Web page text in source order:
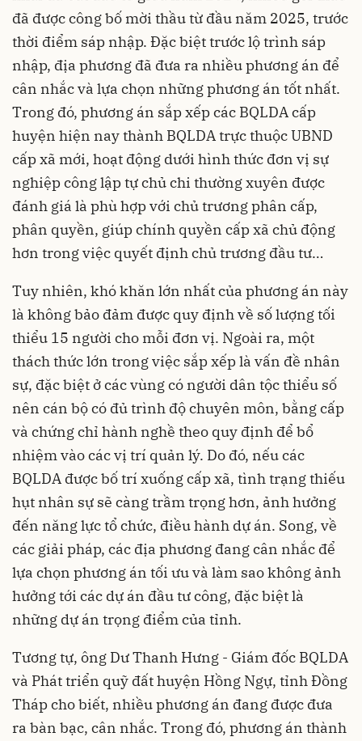
đã được công bố mời thầu từ đầu năm 2025, trước
thời điểm sáp nhập. Đặc biệt trước lộ trình sáp
nhập, địa phương đã đưa ra nhiều phương án để
cân nhắc và lựa chọn những phương án tốt nhất.
Trong đó, phương án sắp xếp các BQLDA cấp
huyện hiện nay thành BQLDA trực thuộc UBND
cấp xã mới, hoạt động dưới hình thức đơn vị sự
nghiệp công lập tự chủ chi thường xuyên được
đánh giá là phù hợp với chủ trương phân cấp,
phân quyền, giúp chính quyền cấp xã chủ động
hơn trong việc quyết định chủ trương đầu tư…
Tuy nhiên, khó khăn lớn nhất của phương án này
là không bảo đảm được quy định về số lượng tối
thiểu 15 người cho mỗi đơn vị. Ngoài ra, một
thách thức lớn trong việc sắp xếp là vấn đề nhân
sự, đặc biệt ở các vùng có người dân tộc thiểu số
nên cán bộ có đủ trình độ chuyên môn, bằng cấp
và chứng chỉ hành nghề theo quy định để bổ
nhiệm vào các vị trí quản lý. Do đó, nếu các
BQLDA được bố trí xuống cấp xã, tình trạng thiếu
hụt nhân sự sẽ càng trầm trọng hơn, ảnh hưởng
đến năng lực tổ chức, điều hành dự án. Song, về
các giải pháp, các địa phương đang cân nhắc để
lựa chọn phương án tối ưu và làm sao không ảnh
hưởng tới các dự án đầu tư công, đặc biệt là
những dự án trọng điểm của tỉnh.
Tương tự, ông Dư Thanh Hưng - Giám đốc BQLDA
và Phát triển quỹ đất huyện Hồng Ngự, tỉnh Đồng
Tháp cho biết, nhiều phương án đang được đưa
ra bàn bạc, cân nhắc. Trong đó, phương án thành